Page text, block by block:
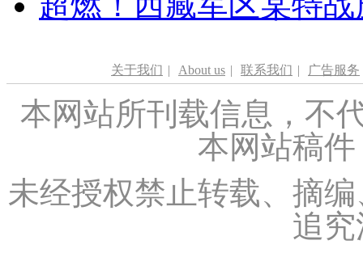
关于我们 | About us | 联系我们 | 广告服务
本网站所刊载信息，不
本网站稿
未经授权禁止转载、摘
追